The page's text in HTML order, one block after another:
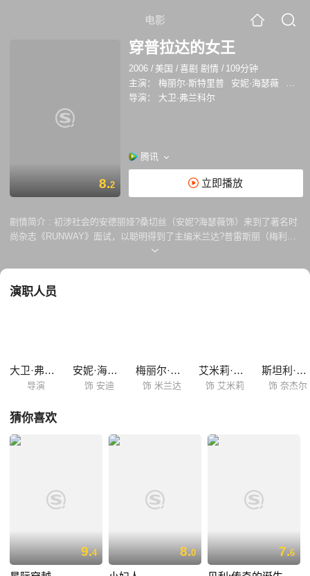
电影
8.2
穿普拉达的女王
2006 / 美国 /喜剧 剧情 / 109分钟
主演：
梅丽尔·斯特里普 安妮·海瑟薇
艾米
导演：
大卫·弗兰科尔
腾讯
立即播放
剧情简介 : 初涉社会的安德丽娅?桑切丝（安妮?海瑟薇饰）来到了著名时
尚杂志《RUNWAY》面试，以聪明得到了主编米兰达?普雷斯丽（梅利
尔?斯特里普）的特许，让她担任自己的第二助理。开始的时候安德丽娅
地位，决定带着这个聪明的女孩前往法国。可安德丽的改变让她失去了男
演职人员
大卫·弗兰科尔
导演
安妮·海瑟薇
饰 安迪
梅丽尔·斯特里普
饰 米兰达
艾米莉·布朗特
饰 艾米莉
斯坦利·图齐
饰 奈杰尔
猜你喜欢
9.4 8.0 7.6